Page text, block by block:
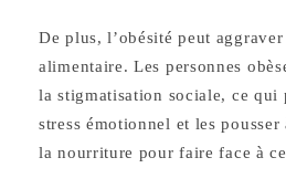
De plus, l’obésité peut
alimentaire. Les personnes
la stigmatisation sociale, ce qui
stress émotionnel et les
la nourriture pour faire face à